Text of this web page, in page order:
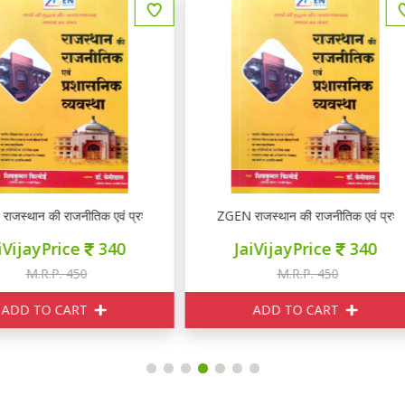
राजस्थान की राजनीतिक एवं प्रशासनिक व्यवस्था
JaiVijayPrice 340
M.R.P. 450
ADD TO CART
Booster Academy भारतीय
JaiVijayPrice 340
M.R.P. 380
ADD TO CART